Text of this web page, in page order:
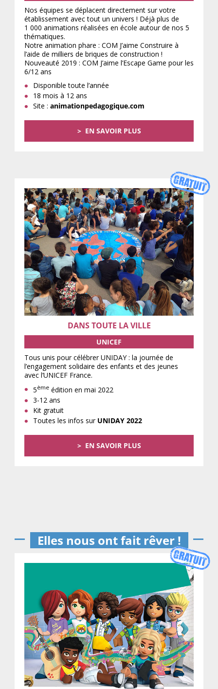
Nos équipes se déplacent directement sur votre
établissement avec tout un univers ! Déjà plus de
1 000 animations réalisées en école autour de nos 5
thématiques.
Notre animation phare : COM J’aime Construire à
l’aide de milliers de briques de construction !
Nouveauté 2019 : COM J’aime l’Escape Game pour les
6/12 ans
Disponible toute l’année
18 mois à 12 ans
Site : animationpedagogique.com
EN SAVOIR PLUS
DANS TOUTE LA VILLE
UNICEF
Tous unis pour célébrer UNIDAY : la journée de
l’engagement solidaire des enfants et des jeunes
avec l’UNICEF France.
5ème édition en mai 2022
3-12 ans
Kit gratuit
Toutes les infos sur UNIDAY 2022
EN SAVOIR PLUS
Elles nous ont fait rêver !